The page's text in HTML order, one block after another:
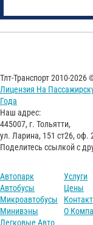
Тлт-Транспорт 2010-2026
Лицензия На
Года
Наш адрес:
445007, г. Тольятти,
ул. Ларина, 151 ст26, оф.
Поделитесь ссылкой с
Автопарк
Автобусы
Микроавтобусы
Минивэны
Легковые Авто
Услуги
Цены
О